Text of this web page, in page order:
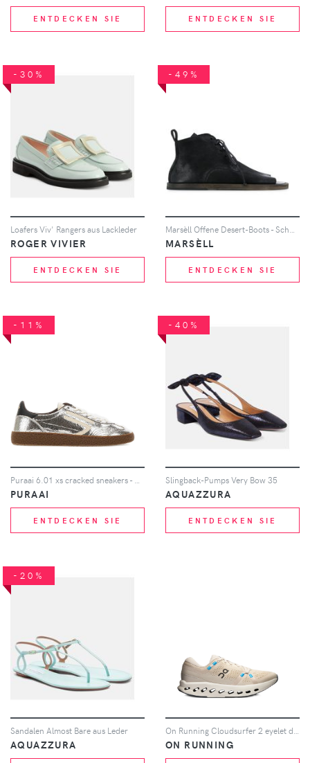
ENTDECKEN SIE ENTDECKEN SIE
-30%
Loafers Viv' Rangers aus Lackleder
ROGER VIVIER
ENTDECKEN SIE
-49%
MARSÈLL
ENTDECKEN SIE
-11%
PURAAI
ENTDECKEN SIE
-40%
Slingback-Pumps Very Bow 35
AQUAZZURA
ENTDECKEN SIE
-20%
Sandalen Almost Bare aus Leder
AQUAZZURA
On Running Cloudsurfer 2 eyelet detail sneakers - Nude
ON RUNNING